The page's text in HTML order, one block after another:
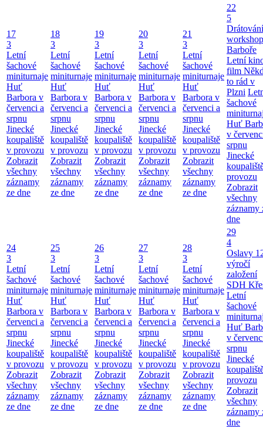
17
3
Letní
šachové
miniturnaje
Huť
Barbora v
červenci a
srpnu
Jinecké
koupaliště
v provozu
Zobrazit
všechny
záznamy
ze dne
18
3
Letní
šachové
miniturnaje
Huť
Barbora v
červenci a
srpnu
Jinecké
koupaliště
v provozu
Zobrazit
všechny
záznamy
ze dne
19
3
Letní
šachové
miniturnaje
Huť
Barbora v
červenci a
srpnu
Jinecké
koupaliště
v provozu
Zobrazit
všechny
záznamy
ze dne
20
3
Letní
šachové
miniturnaje
Huť
Barbora v
červenci a
srpnu
Jinecké
koupaliště
v provozu
Zobrazit
všechny
záznamy
ze dne
21
3
Letní
šachové
miniturnaje
Huť
Barbora v
červenci a
srpnu
Jinecké
koupaliště
v provozu
Zobrazit
všechny
záznamy
ze dne
22
5
Barboře
Letní
film
to rád v
Plzni
šachové
Huť
v
srpnu
Jinecké
provozu
Zobrazit
všechny
záznamy
dne
24
3
Letní
šachové
miniturnaje
Huť
Barbora v
červenci a
srpnu
Jinecké
koupaliště
v provozu
Zobrazit
všechny
záznamy
ze dne
25
3
Letní
šachové
miniturnaje
Huť
Barbora v
červenci a
srpnu
Jinecké
koupaliště
v provozu
Zobrazit
všechny
záznamy
ze dne
26
3
Letní
šachové
miniturnaje
Huť
Barbora v
červenci a
srpnu
Jinecké
koupaliště
v provozu
Zobrazit
všechny
záznamy
ze dne
27
3
Letní
šachové
miniturnaje
Huť
Barbora v
červenci a
srpnu
Jinecké
koupaliště
v provozu
Zobrazit
všechny
záznamy
ze dne
28
3
Letní
šachové
miniturnaje
Huť
Barbora v
červenci a
srpnu
Jinecké
koupaliště
v provozu
Zobrazit
všechny
záznamy
ze dne
29
4
Oslavy
výročí
založení
SDH
Letní
šachové
Huť
v
srpnu
Jinecké
provozu
Zobrazit
všechny
záznamy
dne